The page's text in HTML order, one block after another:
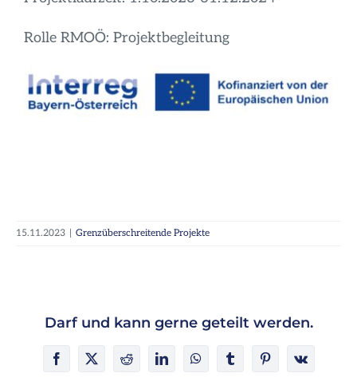
Rolle RMOÖ: Projektbegleitung
15.11.2023 | Grenzüberschreitende Projekte
Darf und kann gerne geteilt werden.
Facebook
X RedditLinkedInWhatsAppTumblrPinterest
Vk